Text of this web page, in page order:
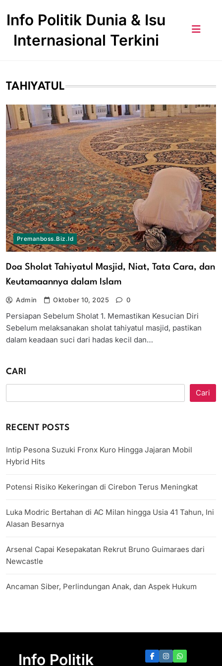
Info Politik Dunia & Isu
Internasional Terkini
TAHIYATUL
Premanboss.biz.id
Doa Sholat Tahiyatul Masjid, Niat, Tata Cara, dan
Keutamaannya dalam Islam
Admin Oktober 10, 2025 0
Persiapan Sebelum Sholat 1. Memastikan Kesucian Diri
Sebelum melaksanakan sholat tahiyatul masjid, pastikan
dalam keadaan suci dari hadas kecil dan…
CARI
Cari
RECENT POSTS
Intip Pesona Suzuki Fronx Kuro Hingga Jajaran Mobil
Hybrid Hits
Potensi Risiko Kekeringan di Cirebon Terus Meningkat
Luka Modric Bertahan di AC Milan hingga Usia 41 Tahun, Ini
Alasan Besarnya
Arsenal Capai Kesepakatan Rekrut Bruno Guimaraes dari
Newcastle
Ancaman Siber, Perlindungan Anak, dan Aspek Hukum
Info Politik